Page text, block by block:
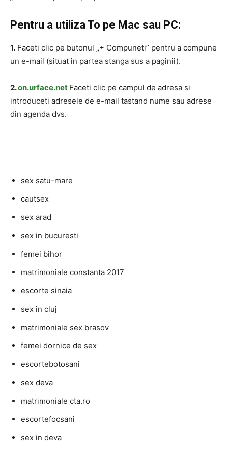
Pentru a utiliza To pe Mac sau PC:
1. Faceti clic pe butonul „+ Compuneti” pentru a compune
un e-mail (situat in partea stanga sus a paginii).
2.on.urface.net Faceti clic pe campul de adresa si
introduceti adresele de e-mail tastand nume sau adrese
din agenda dvs.
sex satu-mare
cautsex
sex arad
sex in bucuresti
femei bihor
matrimoniale constanta 2017
escorte sinaia
sex in cluj
matrimoniale sex brasov
femei dornice de sex
escortebotosani
sex deva
matrimoniale cta.ro
escortefocsani
sex in deva